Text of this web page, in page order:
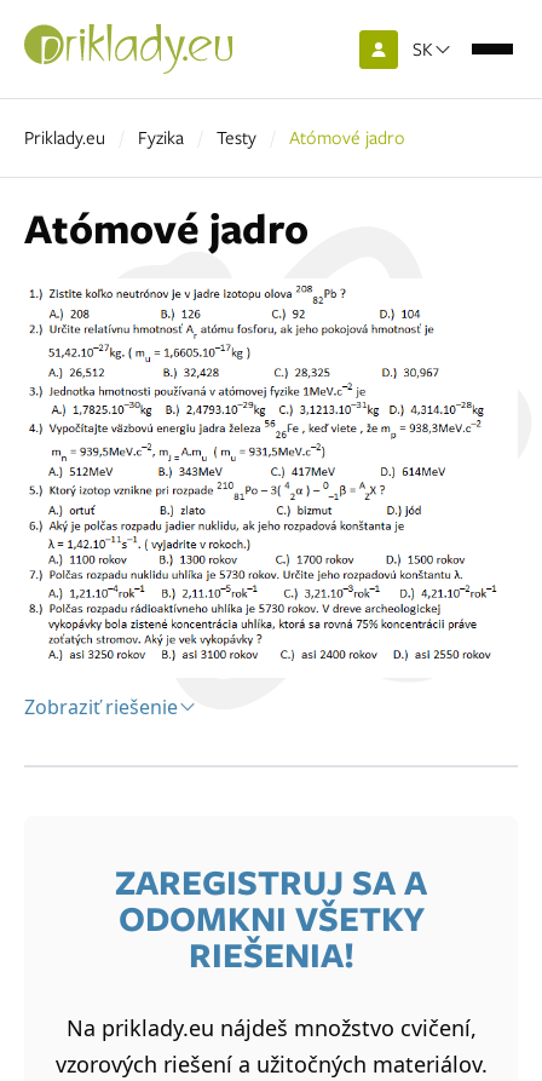
SK
Priklady.eu Fyzika Testy Atómové jadro
Atómové jadro
Zobraziť riešenie
ZAREGISTRUJ SA A
ODOMKNI VŠETKY
RIEŠENIA!
Na priklady.eu nájdeš množstvo cvičení,
vzorových riešení a užitočných materiálov.